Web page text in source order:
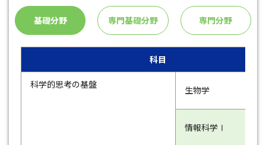
基礎分野
科目
科学的思考の基盤 生物学
情報科学Ⅰ
専門基礎分野 専門分野